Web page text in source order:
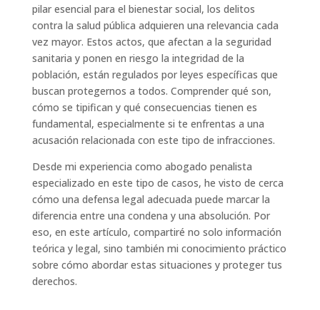
pilar esencial para el bienestar social, los delitos
contra la salud pública adquieren una relevancia cada
vez mayor. Estos actos, que afectan a la seguridad
sanitaria y ponen en riesgo la integridad de la
población, están regulados por leyes específicas que
buscan protegernos a todos. Comprender qué son,
cómo se tipifican y qué consecuencias tienen es
fundamental, especialmente si te enfrentas a una
acusación relacionada con este tipo de infracciones.
Desde mi experiencia como abogado penalista
especializado en este tipo de casos, he visto de cerca
cómo una defensa legal adecuada puede marcar la
diferencia entre una condena y una absolución. Por
eso, en este artículo, compartiré no solo información
teórica y legal, sino también mi conocimiento práctico
sobre cómo abordar estas situaciones y proteger tus
derechos.